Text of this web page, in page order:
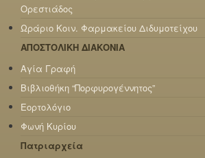
Ορεστιάδος
Ωράριο Κοιν. Φαρμακείου Διδυμοτείχου
ΑΠΟΣΤΟΛΙΚΗ ΔΙΑΚΟΝΙΑ
Αγία Γραφή
Βιβλιοθήκη “Πορφυρογέννητος”
Εορτολόγιο
Φωνή Κυρίου
Πατριαρχεία